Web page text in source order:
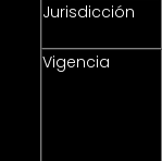
Jurisdicción
Vigencia